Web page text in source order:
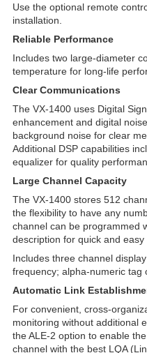
Use the optional remote
installation.
Reliable Performance
Includes two large-diameter
temperature for long-life
Clear Communications
The VX-1400 uses Digital
enhancement and digital
background noise for clear
Additional DSP capabilities
equalizer for quality
Large Channel Capacity
The VX-1400 stores 512
the flexibility to have any
channel can be programmed
description for quick and easy
Includes three channel
frequency; alpha-numeric tag
Automatic Link
For convenient, cross-
monitoring without additional
the ALE-2 option to enable
channel with the best LQA